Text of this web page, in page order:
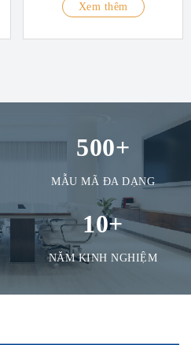
Xem thêm
500+
MẪU MÃ ĐA DẠNG
10+
NĂM KINH NGHIỆM